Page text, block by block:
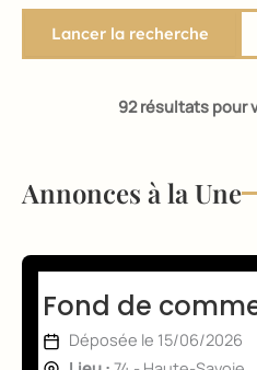
92 résultats pour
Annonces à la Une
Fond de
Déposée le 15/06/2026